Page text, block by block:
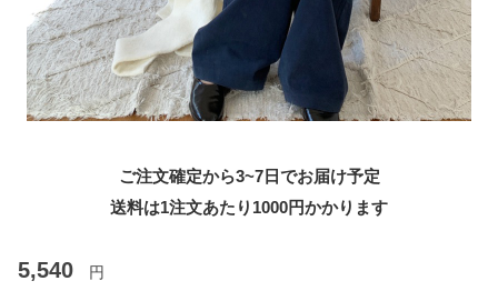
ご注文確定から3~7日でお届け予定
送料は1注文あたり 1000円かかります
5,540 円